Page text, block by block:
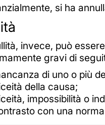
si ha
invece, può
gravi di
di uno o più
della causa;
impossibilità o
con una